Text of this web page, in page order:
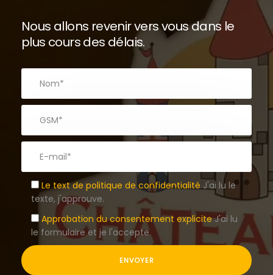
Nous allons revenir vers vous dans le
plus cours des délais.
Le text de politique de confidentialité J'ai lu le
texte, j'approuve.
Approbation du consentement expliciteJ'ai lu
le formulaire et je l'accepte.